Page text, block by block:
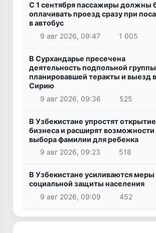
С 1 сентября пассажиры должны
оплачивать проезд сразу при
в автобус
9 авг 2026, 09:47
1 005
В Сурхандарье пресечена
деятельность подпольной
планировавшей теракты и выезд в
Сирию
9 авг 2026, 09:36
525
В Узбекистане упростят открытие
бизнеса и расширят возможности
выбора фамилии для ребенка
9 авг 2026, 09:23
518
В Узбекистане усиливаются меры
социальной защиты населения
9 авг 2026, 09:09
452